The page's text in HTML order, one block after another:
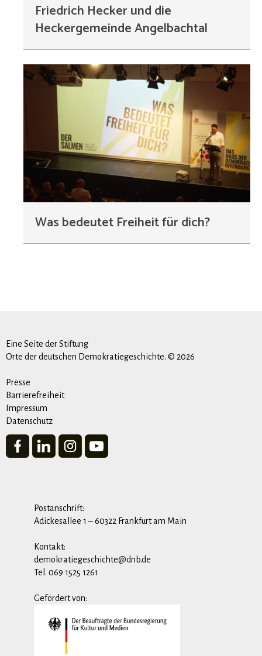
Friedrich Hecker und die
Heckergemeinde Angelbachtal
Was bedeutet Freiheit für dich?
Eine Seite der Stiftung
Orte der deutschen Demokratiegeschichte. © 2026
Presse
Barrierefreiheit
Impressum
Datenschutz
Postanschrift:
Adickesallee 1 – 60322 Frankfurt am Main
Kontakt:
demokratiegeschichte@dnb.de
Tel. 069 1525 1261
Gefördert von: